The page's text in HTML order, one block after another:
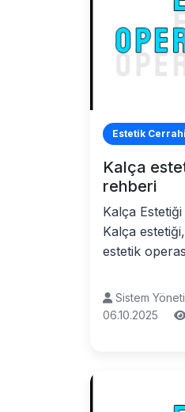
Estetik Cerrahi
Kalça
rehberi
Kalça
Kalça
estetik
Sistem
06.10.2025